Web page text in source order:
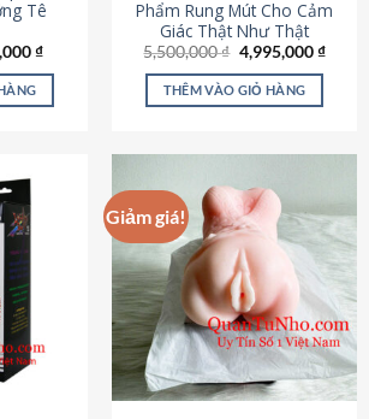
Tê
₫.
₫Giá
tại
545,000 ₫.
Phẩm Rung Mút Cho Cảm
Giác Thật Như Thật
5,500,000₫ Giá
gốc
là:
5,500,000 ₫.
4,995,000₫Giá
THÊM VÀO GIỎ HÀNG
Giảm giá!